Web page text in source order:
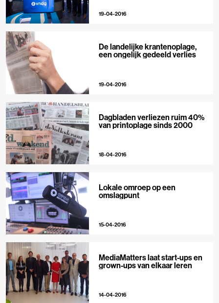
19-04-2016
De landelijke krantenoplage,
een ongelijk gedeeld verlies
19-04-2016
Dagbladen verliezen ruim 40%
van printoplage sinds 2000
18-04-2016
Lokale omroep op een
omslagpunt
15-04-2016
MediaMatters laat start-ups en
grown-ups van elkaar leren
14-04-2016